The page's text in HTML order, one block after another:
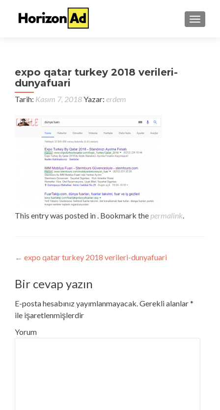
expo qatar turkey 2018 verileri-
dunyafuari
Tarih: Kasım 7, 2018Yazar: erdem
This entry was posted in . Bookmark the permalink.
Post navigation
← expo qatar turkey 2018 verileri-dunyafuari
Bir cevap yazın
E-posta hesabınız yayımlanmayacak.Gerekli alanlar*
ile işaretlenmişlerdir
Yorum